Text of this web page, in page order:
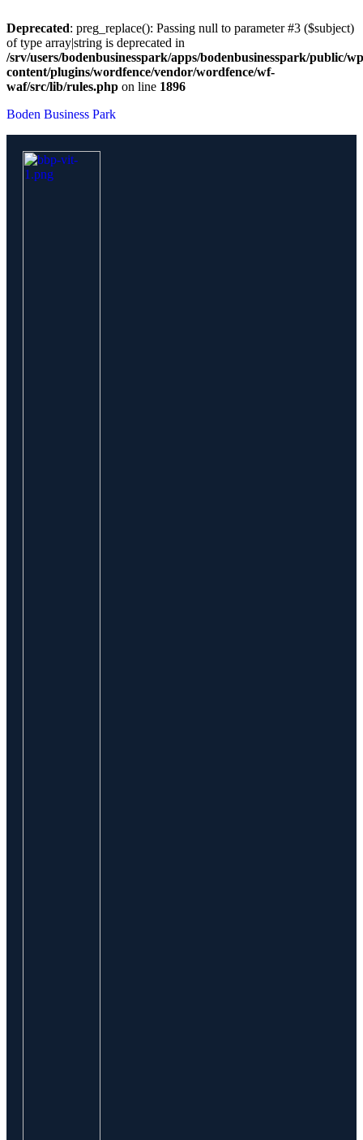
Deprecated: preg_replace(): Passing null to parameter #3 ($subject)
of type array|string is deprecated in
/srv/users/bodenbusinesspark/apps/bodenbusinesspark/public/
content/plugins/wordfence/vendor/wordfence/wf-
waf/src/lib/rules.php on line 1896
Boden Business Park